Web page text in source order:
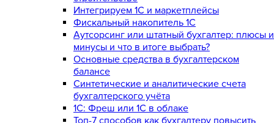
Интегрируем 1С и маркетплейсы
Фискальный накопитель 1С
Аутсорсинг или штатный бухгалтер: плюсы и
минусы и что в итоге выбрать?
Основные средства в бухгалтерском
балансе
Синтетические и аналитические счета
бухгалтерского учёта
1C: Фреш или 1С в облаке
Топ-7 способов как бухгалтеру повысить